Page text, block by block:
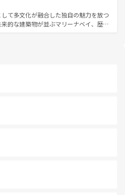
中温暖で、どの季節にも異なる楽しみ
みやすいタイの人々、仏教を中心とし
な観光資源が、訪れる旅人を魅了し続
感動するはず。観光スポットが密集し
どころを回れるのも魅力。息をのむよ
な体験まで、香港を存分に楽しみ尽く
て多文化が融合した独自の魅力を放つ
的な建築物が並ぶマリーナベイ、歴史
元の風情を楽しめる外せないスポット